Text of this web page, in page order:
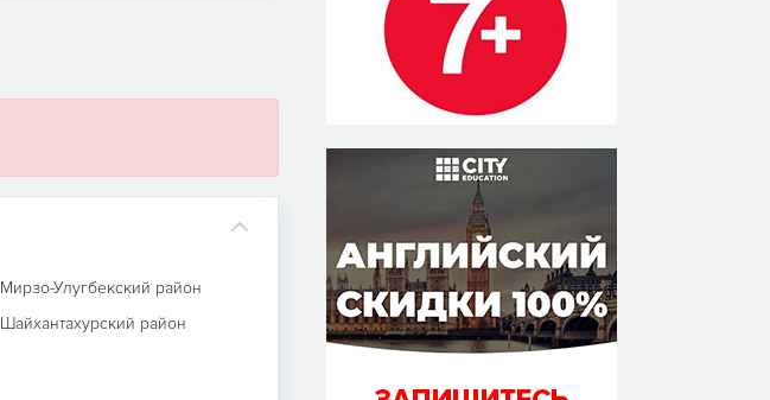
Мирзо-Улугбекский район
Шайхантахурский район